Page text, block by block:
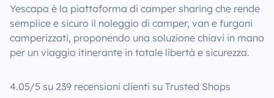
Yescapa è la piattaforma di camper sharing che rende
semplice e sicuro il noleggio di camper, van e furgoni
camperizzati, proponendo una soluzione chiavi in mano
per un viaggio itinerante in totale libertà e sicurezza.
4.05/5 su 239 recensioni clienti su Trusted Shops